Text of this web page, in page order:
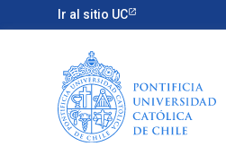
Ir al sitio UC